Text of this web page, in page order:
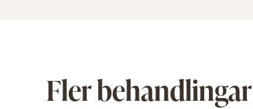
Fler behandlingar